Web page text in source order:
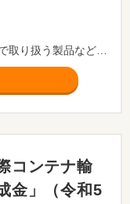
コンテナ輸
金」（令和5